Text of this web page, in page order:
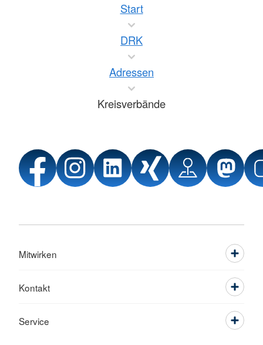
Start
DRK
Adressen
Kreisverbände
Mitwirken
Kontakt
Service